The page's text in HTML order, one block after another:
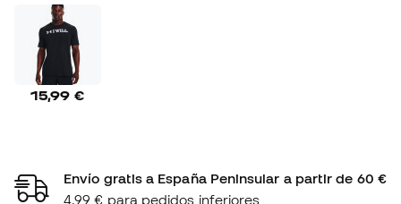
15,99 €
Envío gratis a España Peninsular a partir de 60 €
4,99 € para pedidos inferiores